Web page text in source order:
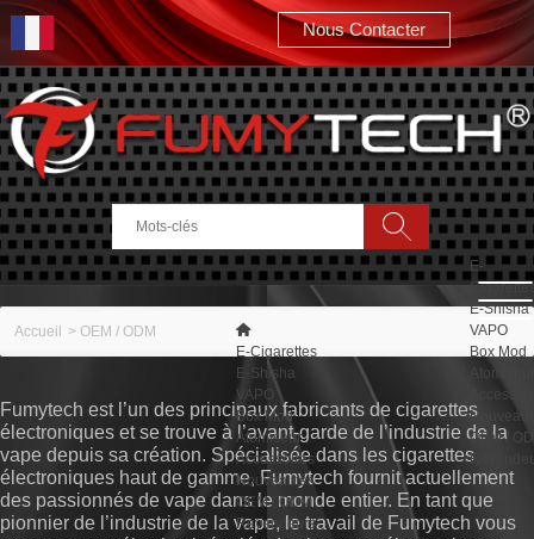
Nous Contacter
Rechercher
E-
E-Shisha
VAPO
Box Mod
OEM /
E-Cigarettes
E-Shisha
VAPO
Box Mod
Atomiseur
Accessoires
Nouveautés
OEM / ODM
Revendeurs
Accueil > OEM / ODM
Fumytech est l’un des principaux fabricants de cigarettes
électroniques et se trouve à l’avant-garde de l’industrie de la
vape depuis sa création. Spécialisée dans les cigarettes
électroniques haut de gamme, Fumytech fournit actuellement
des passionnés de vape dans le monde entier. En tant que
pionnier de l’industrie de la vape, le travail de Fumytech vous